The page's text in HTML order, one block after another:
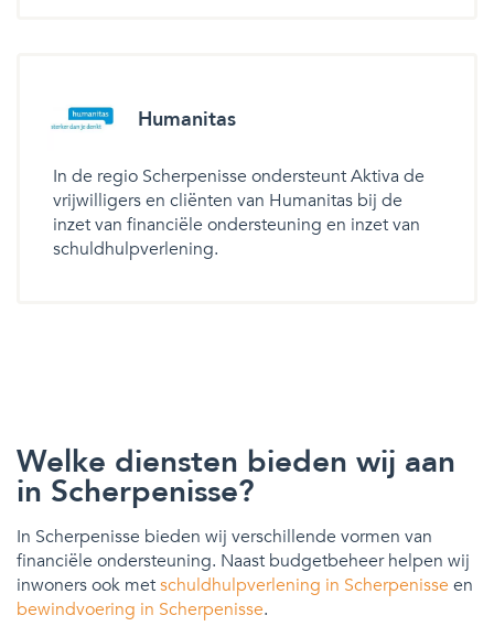
Humanitas
In de regio Scherpenisse ondersteunt Aktiva de
vrijwilligers en cliënten van Humanitas bij de
inzet van financiële ondersteuning en inzet van
schuldhulpverlening.
Welke diensten bieden wij aan
in Scherpenisse?
In Scherpenisse bieden wij verschillende vormen van
financiële ondersteuning. Naast budgetbeheer helpen wij
inwoners ook metschuldhulpverlening in Scherpenisse en
bewindvoering in Scherpenisse.